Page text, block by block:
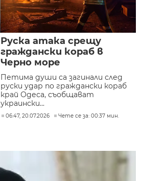
Руска атака срещу
граждански кораб в
Черно море
Петима души са загинали след
руски удар по граждански кораб
край Одеса, съобщават
украински...
06:47, 20.07.2026 Чете се за: 00:37 мин.